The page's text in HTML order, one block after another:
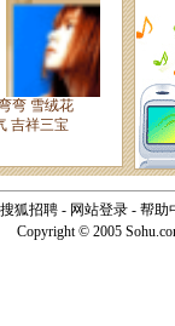
搜狐招聘 - 网站登录 - 帮助
Copyright © 2005